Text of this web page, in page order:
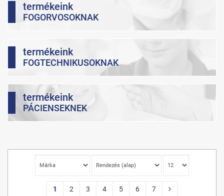
termékeink
FOGORVOSOKNAK
termékeink
FOGTECHNIKUSOKNAK
termékeink
PÁCIENSEKNEK
1 2 3 4 5 6 7